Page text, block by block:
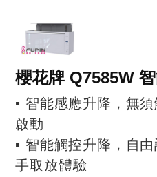
櫻花牌 Q7585W
▪ 智能感應升降，無
啟動
▪ 智能觸控升降，自
手取放體驗